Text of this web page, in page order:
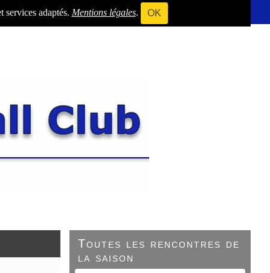
adaptés. Mentions légales. OK
Toutes les rencontres de
la saison